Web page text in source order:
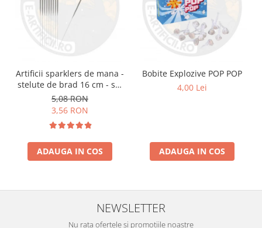
Artificii sparklers de mana -
stelute de brad 16 cm - set
10 buc
5,08 RON
3,56 RON
ADAUGA IN COS
Bobite Explozive POP POP
4,00 Lei
ADAUGA IN COS
NEWSLETTER
Nu rata ofertele si promotiile noastre